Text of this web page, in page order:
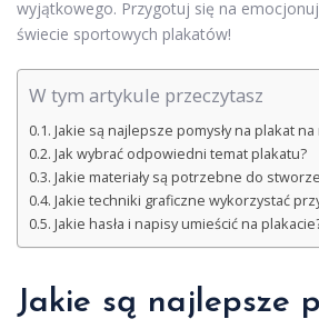
wyjątkowego. Przygotuj się na
świecie sportowych plakatów!
W tym artykule przeczytasz
Jakie są najlepsze pomysły na plakat na
Jak wybrać odpowiedni temat plakatu?
Jakie materiały są potrzebne do
Jakie techniki graficzne wykorzystać
Jakie hasła i napisy umieścić na
Jakie są najlepsze